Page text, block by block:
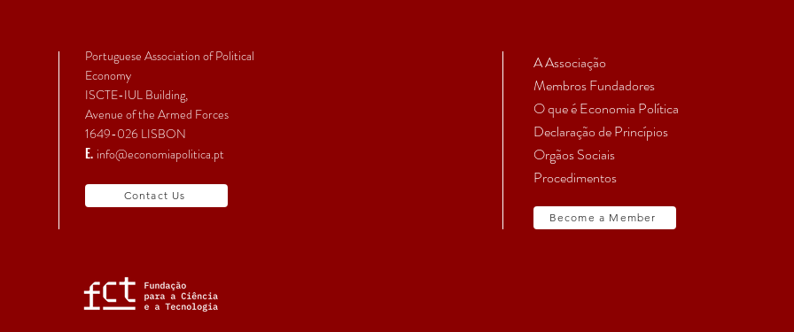
Portuguese Association of Political
Economy
ISCTE-IUL Building,
Avenue of the Armed Forces
1649-026 LISBON
E. info@economiapolitica.pt
Contact Us
A Associação
Membros Fundadores
O que é Economia Política
Declaração de Princípios
Orgãos Sociais
Procedimentos
Become a Member